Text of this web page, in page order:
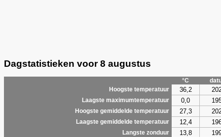
Dagstatistieken voor 8 augustus
°C
Hoogste temperatuur
36,2
Laagste maximumtemperatuur 0,0
Hoogste gemiddelde temperatuur 27,3
Laagste gemiddelde temperatuur 12,4
Langste zonduur 13,8